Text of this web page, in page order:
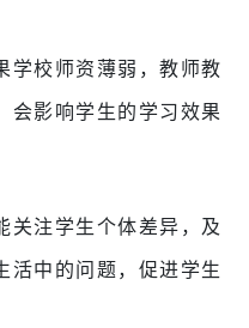
学校师资薄弱，教师教
会影响学生的学习效果
关注学生个体差异，及
活中的问题，促进学生